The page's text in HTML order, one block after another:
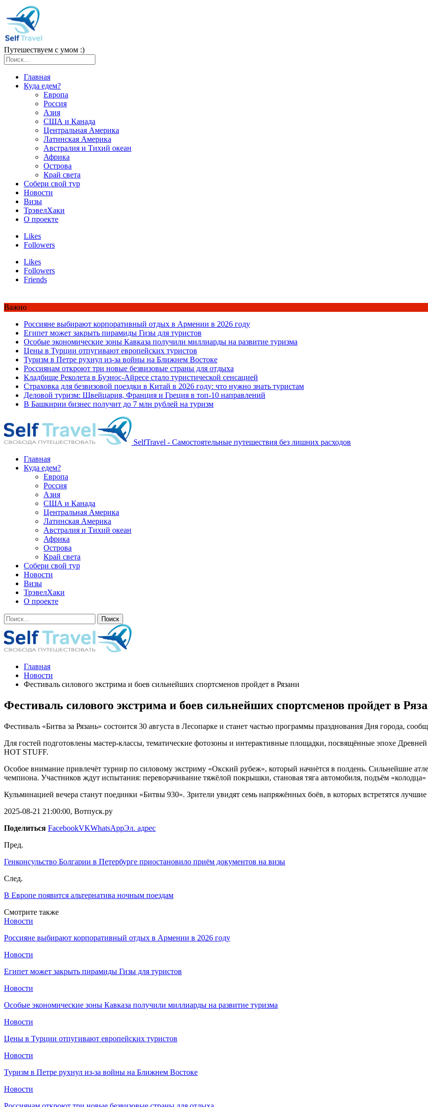
Путешествуем с умом :)
Главная
Куда едем?
Европа
Россия
Азия
США и Канада
Центральная Америка
Латинская Америка
Австралия и Тихий океан
Африка
Острова
Край света
Собери свой тур
Новости
Визы
ТрэвелХаки
О проекте
Likes
Followers
Likes
Followers
Friends
Важно
Россияне выбирают корпоративный отдых в Армении в 2026 году
Египет может закрыть пирамиды Гизы для туристов
Особые экономические зоны Кавказа получили миллиарды на развитие туризма
Цены в Турции отпугивают европейских туристов
Туризм в Петре рухнул из-за войны на Ближнем Востоке
Россиянам откроют три новые безвизовые страны для отдыха
Кладбище Реколета в Буэнос-Айресе стало туристической сенсацией
Страховка для безвизовой поездки в Китай в 2026 году: что нужно знать туристам
Деловой туризм: Швейцария, Франция и Греция в топ-10 направлений
В Башкирии бизнес получит до 7 млн рублей на туризм
SelfTravel - Самостоятельные путешествия без лишних расходов
Главная
Куда едем?
Европа
Россия
Азия
США и Канада
Центральная Америка
Латинская Америка
Австралия и Тихий океан
Африка
Острова
Край света
Собери свой тур
Новости
Визы
ТрэвелХаки
О проекте
Главная
Новости
Фестиваль силового экстрима и боев сильнейших спортсменов пройдет в Рязани
Фестиваль силового экстрима и боев сильнейших спортсменов пройдет в
Фестиваль «Битва за Рязань» состоится 30 августа в Лесопарке и станет частью программы празднования Дня города,
Для гостей подготовлены мастер-классы, тематические фотозоны и интерактивные площадки, посвящённые эпохе
HOT STUFF.
Особое внимание привлечёт турнир по силовому экстриму «Окский рубеж», который начнётся в полдень. Сильнейшие
чемпиона. Участников ждут испытания: переворачивание тяжёлой покрышки, становая тяга автомобиля, подъём
Кульминацией вечера станут поединки «Битвы 930». Зрители увидят семь напряжённых боёв, в которых встретятся
2025-08-21 21:00:00, Вотпуск.ру
Поделиться FacebookVKWhatsAppЭл. адрес
Пред.
Генконсульство Болгарии в Петербурге приостановило приём документов на визы
След.
В Европе появится альтернатива ночным поездам
Смотрите также
Новости
Россияне выбирают корпоративный отдых в Армении в 2026 году
Новости
Египет может закрыть пирамиды Гизы для туристов
Новости
Особые экономические зоны Кавказа получили миллиарды на развитие туризма
Новости
Цены в Турции отпугивают европейских туристов
Новости
Туризм в Петре рухнул из-за войны на Ближнем Востоке
Новости